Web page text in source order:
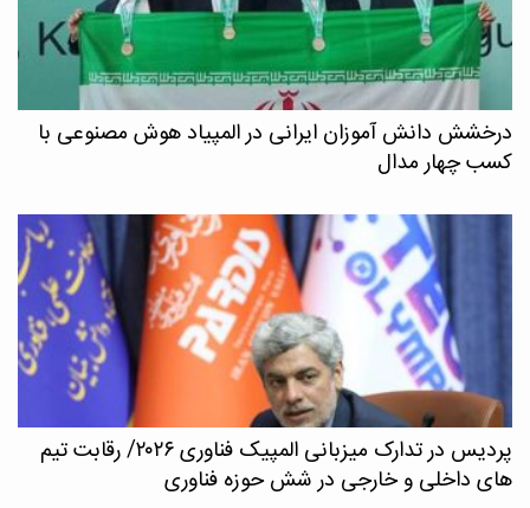
درخشش دانش آموزان ایرانی در المپیاد هوش مصنوعی با
کسب چهار مدال
پردیس در تدارک میزبانی المپیک فناوری ۲۰۲۶/ رقابت تیم
های داخلی و خارجی در شش حوزه فناوری